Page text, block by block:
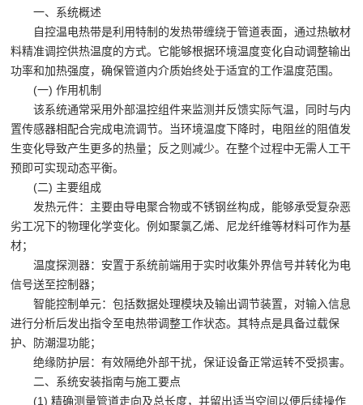
一、系统概述
自控温电热带是利用特制的发热带缠绕于管道表面，通过热敏材
料精准调控供热温度的方式。它能够根据环境温度变化自动调整输出
功率和加热强度，确保管道内介质始终处于适宜的工作温度范围。
(一) 作用机制
该系统通常采用外部温控组件来监测并反馈实际气温，同时与内
置传感器相配合完成电流调节。当环境温度下降时，电阻丝的阻值发
生变化导致产生更多的热量；反之则减少。在整个过程中无需人工干
预即可实现动态平衡。
(二) 主要组成
发热元件：主要由导电聚合物或不锈钢丝构成，能够承受复杂恶
劣工况下的物理化学变化。例如聚氯乙烯、尼龙纤维等材料可作为基
材；
温度探测器：安置于系统前端用于实时收集外界信号并转化为电
信号送至控制器；
智能控制单元：包括数据处理模块及输出调节装置，对输入信息
进行分析后发出指令至电热带调整工作状态。其特点是具备过载保
护、防潮湿功能；
绝缘防护层：有效隔绝外部干扰，保证设备正常运转不受损害。
二、系统安装指南与施工要点
(1) 精确测量管道走向及总长度，并留出适当空间以便后续操作